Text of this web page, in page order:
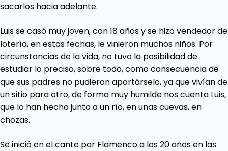
sacarlos hacia adelante.
Luis se casó muy joven, con 18 años y se hizo vendedor de
lotería, en estas fechas, le vinieron muchos niños. Por
circunstancias de la vida, no tuvo la posibilidad de
estudiar lo preciso, sobre todo, como consecuencia de
que sus padres no pudieron aportárselo, ya que vivían de
un sitio para otro, de forma muy humilde nos cuenta Luis,
que lo han hecho junto a un río, en unas cuevas, en
chozas.
Se inició en el cante por Flamenco a los 20 años en las